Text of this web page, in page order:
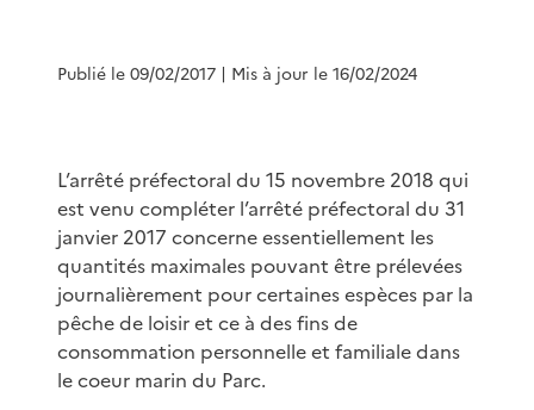
Publié le 09/02/2017 | Mis à jour le 16/02/2024
L’arrêté préfectoral du 15 novembre 2018 qui
est venu compléter l’arrêté préfectoral du 31
janvier 2017 concerne essentiellement les
quantités maximales pouvant être prélevées
journalièrement pour certaines espèces par la
pêche de loisir et ce à des fins de
consommation personnelle et familiale dans
le coeur marin du Parc.